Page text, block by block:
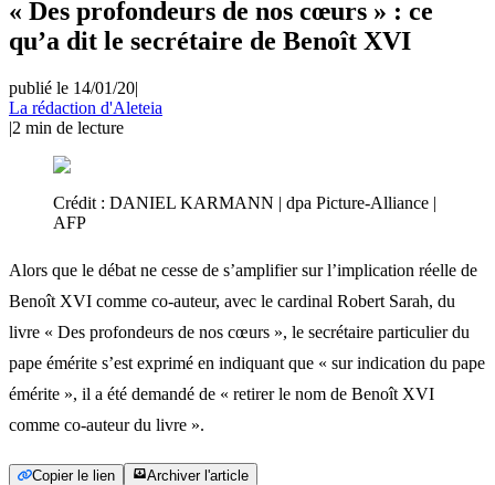
« Des profondeurs de nos cœurs » : ce
qu’a dit le secrétaire de Benoît XVI
publié le 14/01/20|
La rédaction d'Aleteia
|2 min de lecture
Crédit : DANIEL KARMANN | dpa Picture-Alliance |
AFP
Alors que le débat ne cesse de s’amplifier sur l’implication réelle de
Benoît XVI comme co-auteur, avec le cardinal Robert Sarah, du
livre « Des profondeurs de nos cœurs », le secrétaire particulier du
pape émérite s’est exprimé en indiquant que « sur indication du pape
émérite », il a été demandé de « retirer le nom de Benoît XVI
comme co-auteur du livre ».
Copier le lien Archiver l'article